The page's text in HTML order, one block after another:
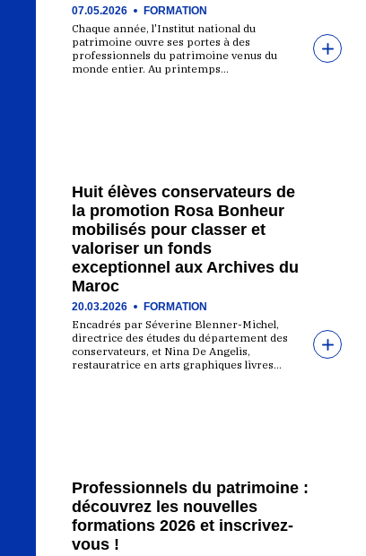
07.05.2026 FORMATION
Chaque année, l'Institut national du
patrimoine ouvre ses portes à des
professionnels du patrimoine venus du
monde entier. Au printemps…
Huit élèves conservateurs de
la promotion Rosa Bonheur
mobilisés pour classer et
valoriser un fonds
exceptionnel aux Archives du
Maroc
20.03.2026 FORMATION
Encadrés par Séverine Blenner-Michel,
directrice des études du département des
conservateurs, et Nina De Angelis,
restauratrice en arts graphiques livres…
Professionnels du patrimoine :
découvrez les nouvelles
formations 2026 et inscrivez-
vous !